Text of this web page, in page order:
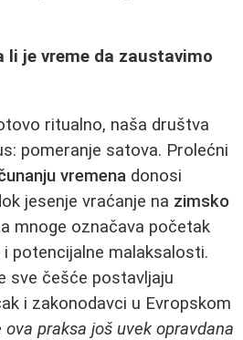
li je vreme da zaustavimo
ritualno, naša društva
pomeranje satova. Prolećni
vremena donosi
jesenje vraćanje na zimsko
mnoge označava početak
potencijalne malaksalosti.
sve češće postavljaju
i zakonodavci u Evropskom
ova praksa još uvek opravdana